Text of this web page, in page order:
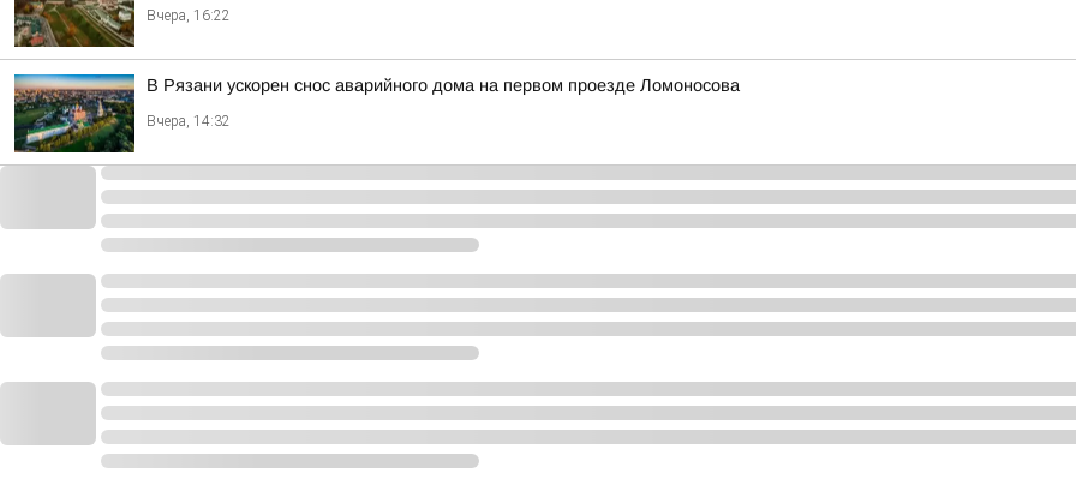
Вчера, 16:22
В Рязани ускорен снос аварийного дома на первом проезде Ломоносова
Вчера, 14:32